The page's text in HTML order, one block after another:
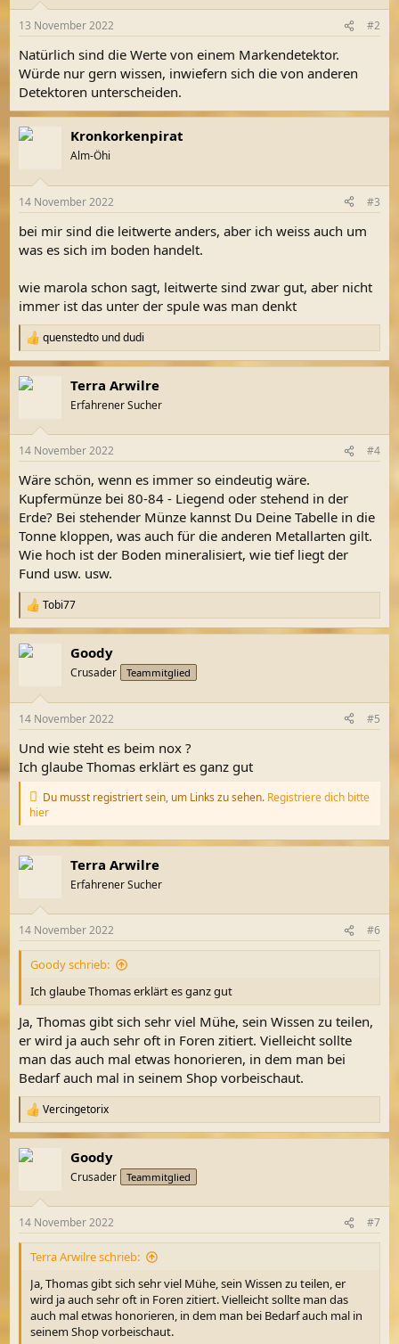
e
:
13 November 2022 #2
Natürlich sind die Werte von einem Markendetektor.
Würde nur gern wissen, inwiefern sich die von anderen
Detektoren unterscheiden.
Kronkorkenpirat
Alm-Öhi
14 November 2022 #3
bei mir sind die leitwerte anders, aber ich weiss auch um
was es sich im boden handelt.
wie marola schon sagt, leitwerte sind zwar gut, aber nicht
immer ist das unter der spule was man denkt
R
e
a
k
e
:
quenstedto unddudi
Terra Arwilre
Erfahrener Sucher
14 November 2022 #4
Wäre schön, wenn es immer so eindeutig wäre.
Kupfermünze bei 80-84 - Liegend oder stehend in der
Erde? Bei stehender Münze kannst Du Deine Tabelle in die
Tonne kloppen, was auch für die anderen Metallarten gilt.
Wie hoch ist der Boden mineralisiert, wie tief liegt der
Fund usw. usw.
R
e
a
k
e
:
Tobi77
Goody
Crusader Teammitglied
14 November 2022 #5
Und wie steht es beim nox ?
Ich glaube Thomas erklärt es ganz gut
Du musst registriert sein, um Links zu sehen. Registriere dich bitte
hier
Terra Arwilre
Erfahrener Sucher
14 November 2022 #6
Goody schrieb:
Ich glaube Thomas erklärt es ganz gut
Ja, Thomas gibt sich sehr viel Mühe, sein Wissen zu teilen,
er wird ja auch sehr oft in Foren zitiert. Vielleicht sollte
man das auch mal etwas honorieren, in dem man bei
Bedarf auch mal in seinem Shop vorbeischaut.
R
e
a
k
e
n
Vercingetorix
Goody
Crusader Teammitglied
14 November 2022 #7
Terra Arwilre schrieb:
Ja, Thomas gibt sich sehr viel Mühe, sein Wissen zu teilen, er
wird ja auch sehr oft in Foren zitiert. Vielleicht sollte man das
auch mal etwas honorieren, in dem man bei Bedarf auch mal in
seinem Shop vorbeischaut.